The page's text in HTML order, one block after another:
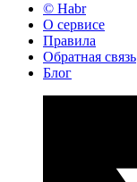
© Habr
О сервисе
Правила
Обратная связь
Блог